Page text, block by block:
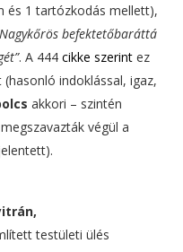
és 1 tartózkodás mellett),
befektetőbaráttá
. A 444 cikke szerint ez
indoklással, igaz,
akkori – szintén
végül a
testületi ülés